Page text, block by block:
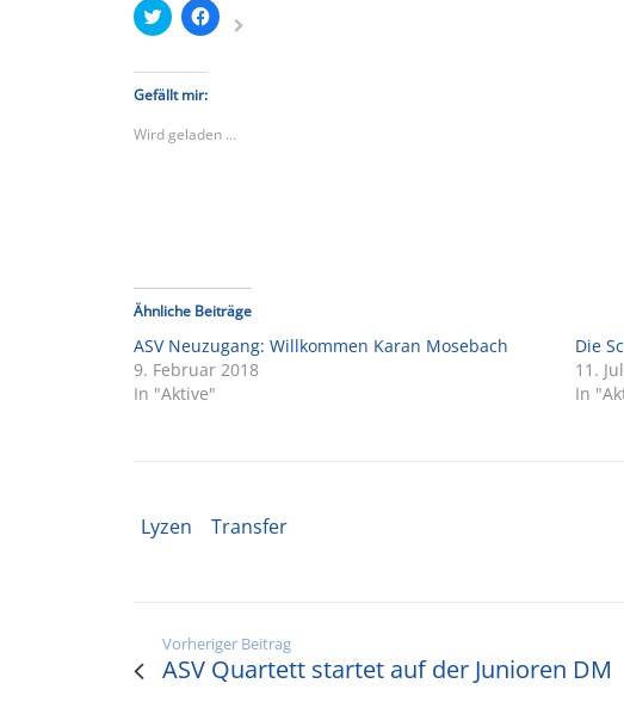
Klick,
um
zu
teilen
(Wird
neuem
Klick,
um
neuem
Gefällt mir:
Wird geladen …
Ähnliche Beiträge
ASV Neuzugang: Willkommen Karan Mosebach
9. Februar 2018
In "Aktive"
Die
11.
In
Lyzen Transfer
Vorheriger Beitrag
ASV Quartett startet auf der Junioren DM